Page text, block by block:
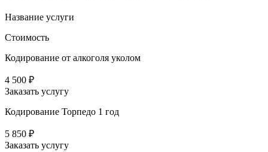
Название услуги
Стоимость
Кодирование от алкоголя уколом
4 500 ₽
Заказать услугу
Кодирование Торпедо 1 год
5 850 ₽
Заказать услугу